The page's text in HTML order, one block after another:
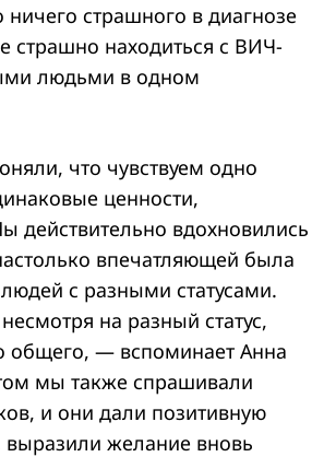
ничего страшного в диагнозе
страшно находиться с ВИЧ-
людьми в одном
что чувствуем одно
ценности,
действительно вдохновились
впечатляющей была
с разными статусами.
на разный статус,
общего, — вспоминает Анна
мы также спрашивали
и они дали позитивную
выразили желание вновь